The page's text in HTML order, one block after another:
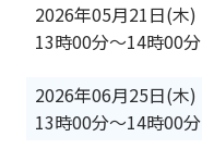
2026年05月21日(木)
13時00分〜14時00分
2026年06月25日(木)
13時00分〜14時00分